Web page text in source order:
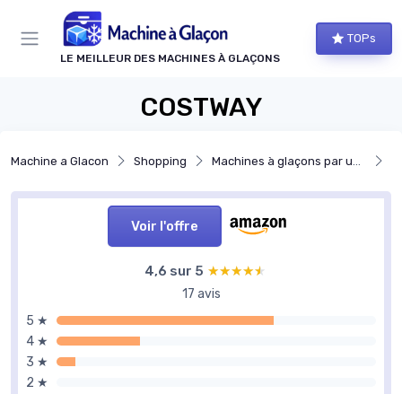
LE MEILLEUR DES MACHINES À GLAÇONS
TOPs
COSTWAY
Machine a Glacon Shopping Machines à glaçons par usage
Voir l'offre
4,6 sur 5 ★★★★★
★★★★★
17 avis
5 ★
4 ★
3 ★
2 ★
Panneau de gestion des cookies